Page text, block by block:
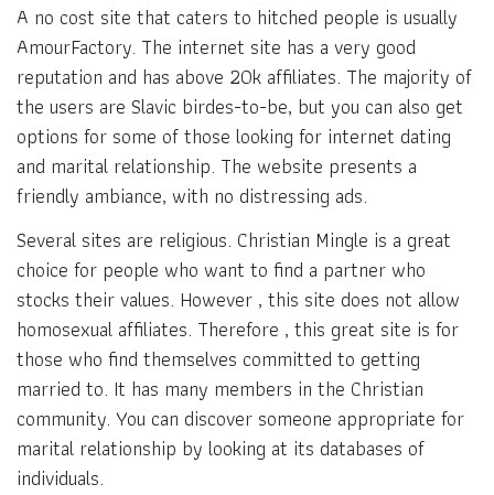
A no cost site that caters to hitched people is usually
AmourFactory. The internet site has a very good
reputation and has above 20k affiliates. The majority of
the users are Slavic birdes-to-be, but you can also get
options for some of those looking for internet dating
and marital relationship. The website presents a
friendly ambiance, with no distressing ads.
Several sites are religious. Christian Mingle is a great
choice for people who want to find a partner who
stocks their values. However , this site does not allow
homosexual affiliates. Therefore , this great site is for
those who find themselves committed to getting
married to. It has many members in the Christian
community. You can discover someone appropriate for
marital relationship by looking at its databases of
individuals.